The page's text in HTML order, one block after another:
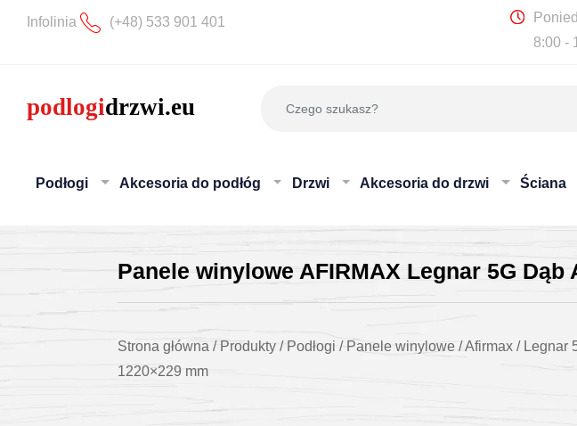
Infolinia (+48) 533 901 401
8:00 -
Podłogi Akcesoria do podłóg Drzwi Akcesoria do drzwi Ściana
Panele winylowe AFIRMAX Legnar 5G Dąb
Strona główna / Produkty / Podłogi / Panele winylowe /Afirmax / Legnar
1220×229 mm